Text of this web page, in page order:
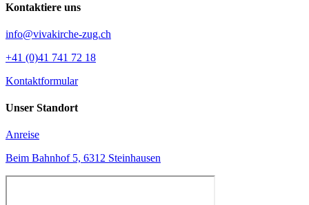
Kontaktiere uns
info@vivakirche-zug.ch
+41 (0)41 741 72 18
Kontaktformular
Unser Standort
Anreise
Beim Bahnhof 5, 6312 Steinhausen